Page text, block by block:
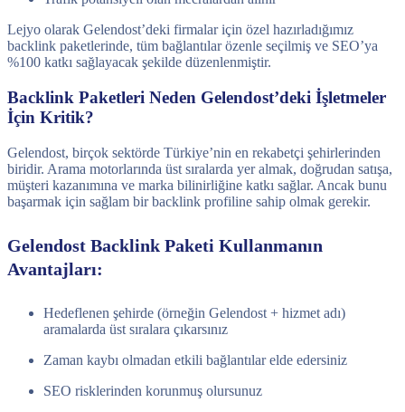
Lejyo olarak Gelendost’deki firmalar için özel hazırladığımız
backlink paketlerinde, tüm bağlantılar özenle seçilmiş ve SEO’ya
%100 katkı sağlayacak şekilde düzenlenmiştir.
Backlink Paketleri Neden Gelendost’deki İşletmeler
İçin Kritik?
Gelendost, birçok sektörde Türkiye’nin en rekabetçi şehirlerinden
biridir. Arama motorlarında üst sıralarda yer almak, doğrudan satışa,
müşteri kazanımına ve marka bilinirliğine katkı sağlar. Ancak bunu
başarmak için sağlam bir backlink profiline sahip olmak gerekir.
Gelendost Backlink Paketi Kullanmanın
Avantajları:
Hedeflenen şehirde (örneğin Gelendost + hizmet adı)
aramalarda üst sıralara çıkarsınız
Zaman kaybı olmadan etkili bağlantılar elde edersiniz
SEO risklerinden korunmuş olursunuz